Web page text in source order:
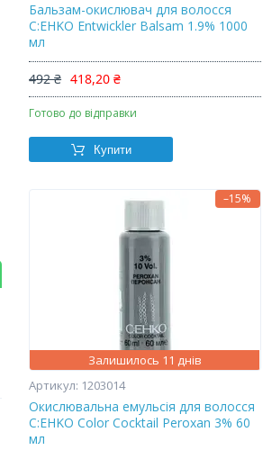
Бальзам-окислювач для волосся
C:EHKO Entwickler Balsam 1.9% 1000
мл
492 ₴ 418,20 ₴
Готово до відправки
Купити
–15%
Залишилось 11 днів
1203014
Окислювальна емульсія для волосся
C:EHKO Color Cocktail Peroxan 3% 60
мл